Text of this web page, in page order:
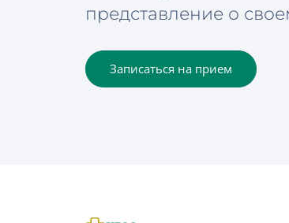
представление о
Записаться на прием